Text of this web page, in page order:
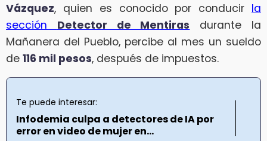
Vázquez, quien es conocido por conducir la
sección Detector de Mentiras durante la
Mañanera del Pueblo, percibe al mes un sueldo
de 116 mil pesos, después de impuestos.
Te puede interesar:
Infodemia culpa a detectores de IA por
error en video de mujer en...